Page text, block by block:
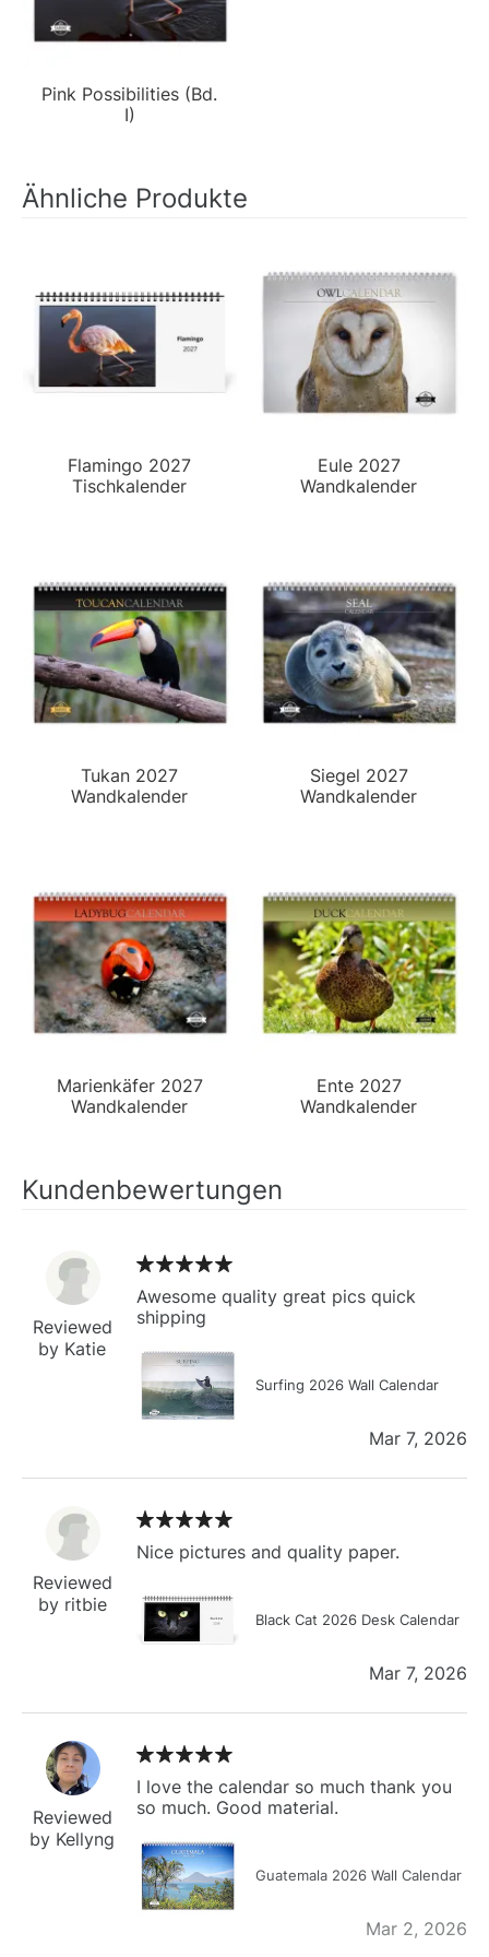
Pink Possibilities (Bd.
I)
Ähnliche Produkte
Flamingo 2027
Tischkalender
Eule 2027
Wandkalender
Tukan 2027
Wandkalender
Siegel 2027
Wandkalender
Marienkäfer 2027
Wandkalender
Ente 2027
Wandkalender
Kundenbewertungen
Reviewed
by Katie
Awesome quality great pics quick
shipping
Surfing 2026 Wall Calendar
Mar 7, 2026
Reviewed
by ritbie
Nice pictures and quality paper.
Black Cat 2026 Desk Calendar
Mar 7, 2026
Reviewed
by Kellyng
I love the calendar so much thank you
so much. Good material.
Guatemala 2026 Wall Calendar
Mar 2, 2026